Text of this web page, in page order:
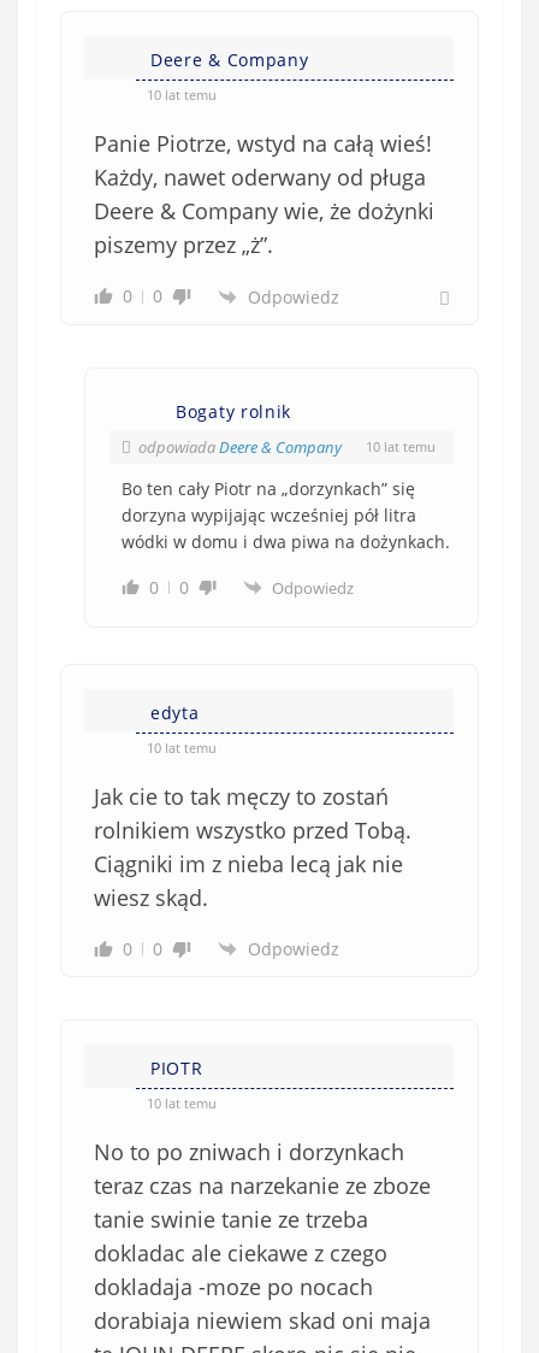
Deere & Company
10 lat temu
Panie Piotrze, wstyd na całą wieś!
Każdy, nawet oderwany od pługa
Deere & Company wie, że dożynki
piszemy przez „ż”.
0 0 Odpowiedz
Bogaty rolnik
odpowiadaDeere & Company 10 lat temu
Bo ten cały Piotr na „dorzynkach” się
dorzyna wypijając wcześniej pół litra
wódki w domu i dwa piwa na dożynkach.
0
0 Odpowiedz
edyta
10 lat temu
Jak cie to tak męczy to zostań
rolnikiem wszystko przed Tobą.
Ciągniki im z nieba lecą jak nie
wiesz skąd.
0 0 Odpowiedz
PIOTR
10 lat temu
No to po zniwach i dorzynkach
teraz czas na narzekanie ze zboze
tanie swinie tanie ze trzeba
dokladac ale ciekawe z czego
dokladaja -moze po nocach
dorabiaja niewiem skad oni maja